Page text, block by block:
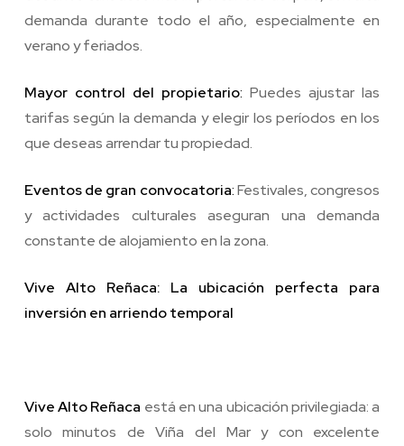
demanda durante todo el año, especialmente en
verano y feriados.
Mayor control del propietario: Puedes ajustar las
tarifas según la demanda y elegir los períodos en los
que deseas arrendar tu propiedad.
Eventos de gran convocatoria:Festivales, congresos
y actividades culturales aseguran una demanda
constante de alojamiento en la zona.
Vive Alto Reñaca: La ubicación perfecta para
inversión en arriendo temporal
Vive Alto Reñaca está en una ubicación privilegiada: a
solo minutos de Viña del Mar y con excelente